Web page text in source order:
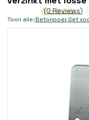
(0 Reviews)
Toon alle:Betonpoer,Set